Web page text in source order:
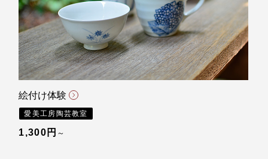
絵付け体験
愛美工房陶芸教室
1,300円 ～